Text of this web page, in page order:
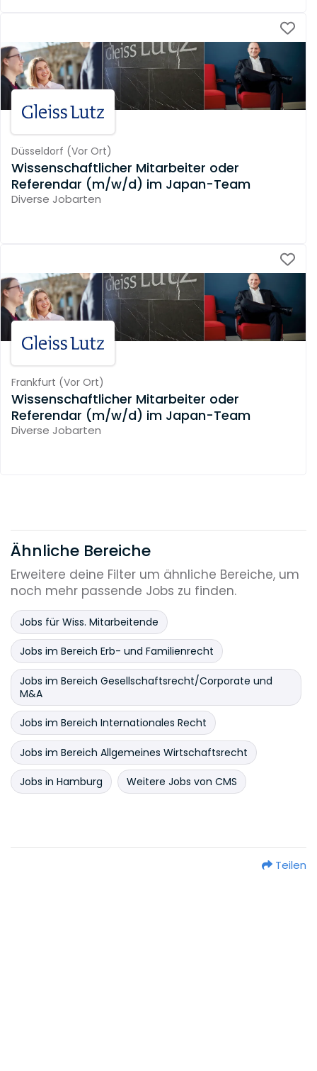
Düsseldorf (Vor Ort)
Wissenschaftlicher Mitarbeiter oder
Referendar (m/w/d) im Japan-Team
Diverse Jobarten
Frankfurt (Vor Ort)
Wissenschaftlicher Mitarbeiter oder
Referendar (m/w/d) im Japan-Team
Diverse Jobarten
Ähnliche Bereiche
Erweitere deine Filter um ähnliche Bereiche, um
noch mehr passende Jobs zu finden.
Jobs für Wiss. Mitarbeitende
Jobs im Bereich Erb- und Familienrecht
Jobs im Bereich Gesellschaftsrecht/Corporate und
M&A
Jobs im Bereich Internationales Recht
Jobs im Bereich Allgemeines Wirtschaftsrecht
Jobs in Hamburg Weitere Jobs von CMS
Teilen